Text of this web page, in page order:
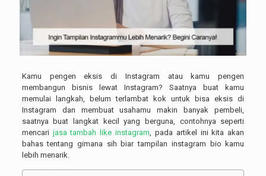
Kamu pengen eksis di Instagram atau kamu pengen
membangun bisnis lewat Instagram? Saatnya buat kamu
memulai langkah, belum terlambat kok untuk bisa eksis di
Instagram dan membuat usahamu makin banyak pembeli,
saatnya buat langkat kecil yang berguna, contohnya seperti
mencari jasa tambah like instagram , pada artikel ini kita akan
bahas tentang gimana sih biar tampilan instagram bio kamu
lebih menarik.